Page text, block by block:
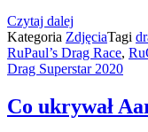
Czytaj dalej
Kategoria ZdjęciaTagi
RuPaul’s Drag Race,
Drag Superstar 2020
Co ukrywał